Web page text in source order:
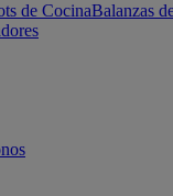
de CocinaBalanzas